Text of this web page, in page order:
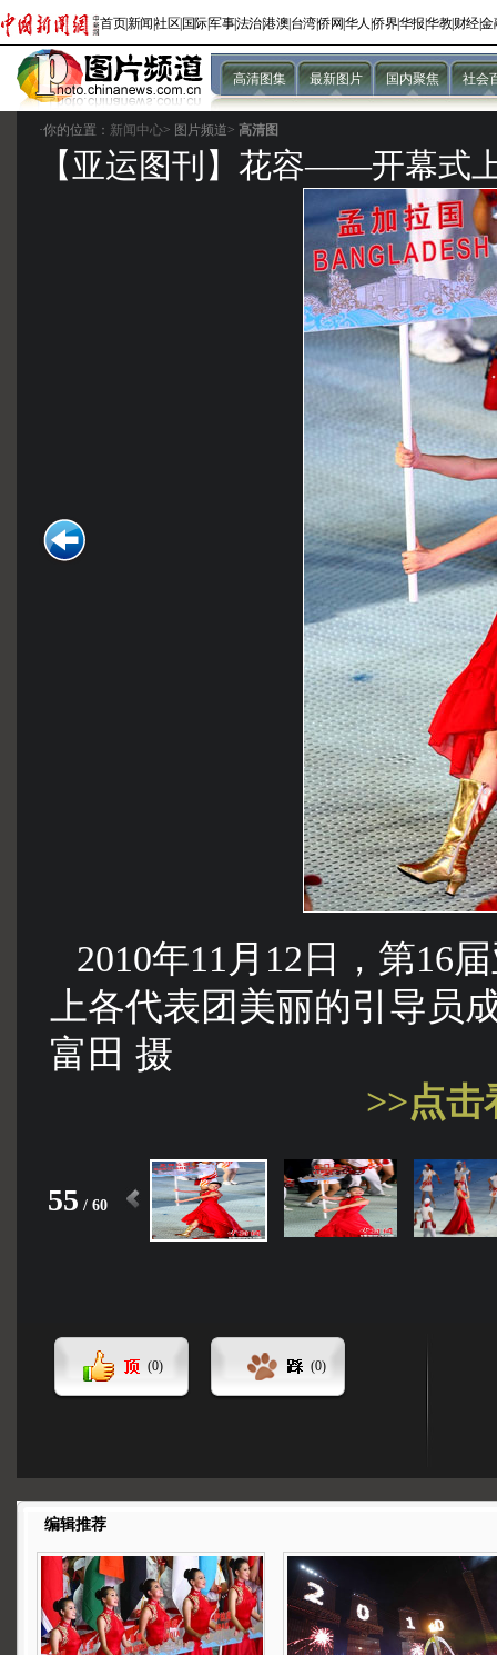
首页|新闻社区 国际|军事|法治|港澳 台湾|侨网 华人 侨界|华报华教|财经|金
高清图集 最新图片 国内聚焦 社会
·你的位置： 新闻中心> 图片频道> 高清图
【亚运图刊】花容——开幕式
2010年11月12日，第16
上各代表团美丽的引导员
富田 摄
>>点击
55 / 60
(0) (0)
编辑推荐